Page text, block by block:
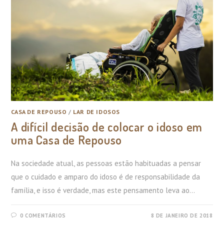
CASA DE REPOUSO / LAR DE IDOSOS
A difícil decisão de colocar o idoso em
uma Casa de Repouso
Na sociedade atual, as pessoas estão habituadas a pensar
que o cuidado e amparo do idoso é de responsabilidade da
família, e isso é verdade, mas este pensamento leva ao…
0 COMENTÁRIOS 8 DE JANEIRO DE 2018